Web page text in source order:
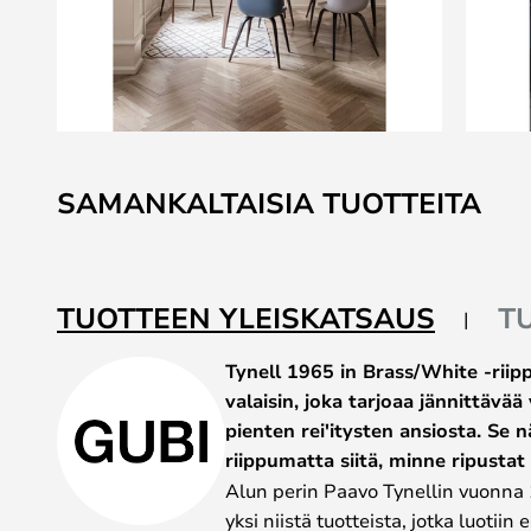
to
the
the
images
SAMANKALTAISIA TUOTTEITA
TUOTTEEN YLEISKATSAUS
Tynell 1965 in Brass/White -
valaisin, joka tarjoaa
pienten rei'itysten ansiosta. Se
riippumatta siitä, minne ripustat
Alun perin Paavo Tynellin
yksi niistä tuotteista, jotka luotiin